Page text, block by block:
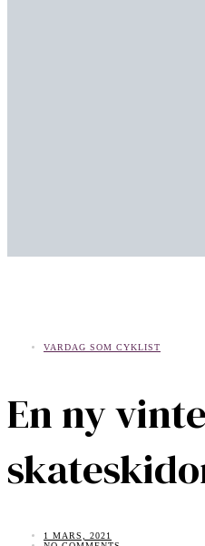
VARDAG SOM CYKLIST
En ny
1 MARS, 2021